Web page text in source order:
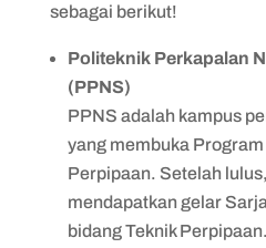
sebagai berikut!
Politeknik Perkapalan
(PPNS)
PPNS adalah kampus
yang membuka
Perpipaan. Setelah
mendapatkan gelar
bidang Teknik